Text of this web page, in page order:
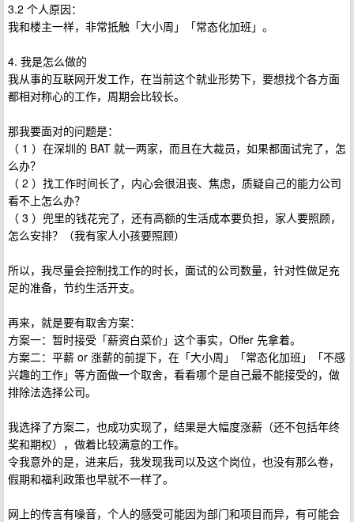
3.2 个人原因：
我和楼主一样，非常抵触「大小周」「常态化加班」。
4. 我是怎么做的
我从事的互联网开发工作，在当前这个就业形势下，要想找个各方面
都相对称心的工作，周期会比较长。
那我要面对的问题是：
（ 1 ）在深圳的 BAT 就一两家，而且在大裁员，如果都面试完了，怎
么办？
（ 2 ）找工作时间长了，内心会很沮丧、焦虑，质疑自己的能力公司
看不上怎么办？
（ 3 ）兜里的钱花完了，还有高额的生活成本要负担，家人要照顾，
怎么安排？（我有家人小孩要照顾）
所以，我尽量会控制找工作的时长，面试的公司数量，针对性做足充
足的准备，节约生活开支。
再来，就是要有取舍方案：
方案一：暂时接受「薪资白菜价」这个事实，Offer 先拿着。
方案二：平薪 or 涨薪的前提下，在「大小周」「常态化加班」「不感
兴趣的工作」等方面做一个取舍，看看哪个是自己最不能接受的，做
排除法选择公司。
我选择了方案二，也成功实现了，结果是大幅度涨薪（还不包括年终
奖和期权），做着比较满意的工作。
令我意外的是，进来后，我发现我司以及这个岗位，也没有那么卷，
假期和福利政策也早就不一样了。
网上的传言有噪音，个人的感受可能因为部门和项目而异，有可能会